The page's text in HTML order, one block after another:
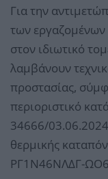
Για την
των εργαζομένων
στον ιδιωτικό
λαμβάνουν
προστασίας,
περιοριστικό
34666/03.06.2024
θερμικής
ΡΓ1Ν46ΝΛΔΓ-